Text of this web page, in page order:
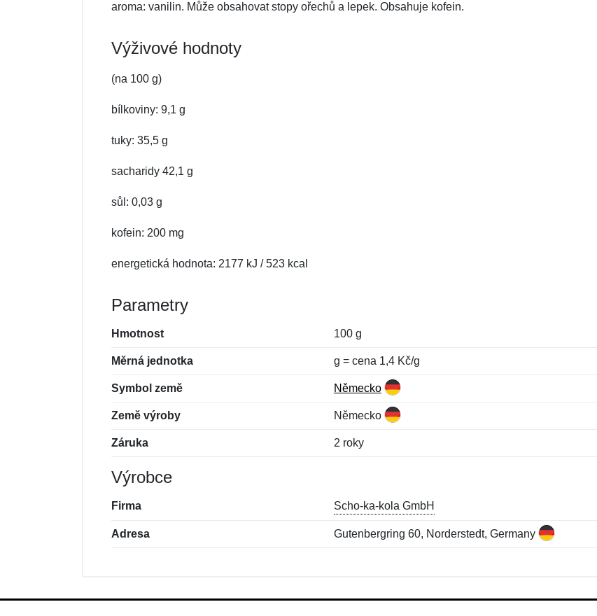
aroma: vanilin. Může obsahovat stopy ořechů a lepek. Obsahuje kofein.
Výživové hodnoty
(na 100 g)
bílkoviny: 9,1 g
tuky: 35,5 g
sacharidy 42,1 g
sůl: 0,03 g
kofein: 200 mg
energetická hodnota: 2177 kJ / 523 kcal
Parametry
Hmotnost 100 g
Měrná jednotka g = cena 1,4 Kč/g
Symbol země Německo
Země výroby Německo
Záruka 2 roky
Výrobce
Firma Scho-ka-kola GmbH
Adresa Gutenbergring 60, Norderstedt, Germany